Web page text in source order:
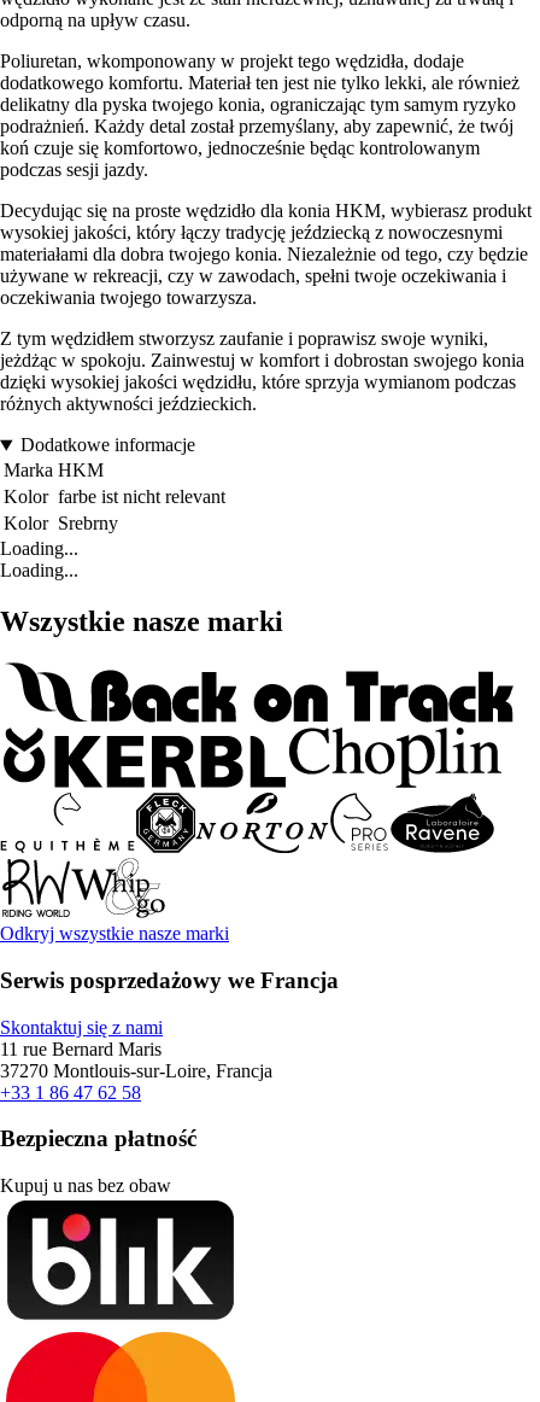
odporną na upływ czasu.
Poliuretan, wkomponowany w projekt tego wędzidła, dodaje
dodatkowego komfortu. Materiał ten jest nie tylko lekki, ale również
delikatny dla pyska twojego konia, ograniczając tym samym ryzyko
podrażnień. Każdy detal został przemyślany, aby zapewnić, że twój
koń czuje się komfortowo, jednocześnie będąc kontrolowanym
podczas sesji jazdy.
Decydując się na proste wędzidło dla konia HKM, wybierasz produkt
wysokiej jakości, który łączy tradycję jeździecką z nowoczesnymi
materiałami dla dobra twojego konia. Niezależnie od tego, czy będzie
używane w rekreacji, czy w zawodach, spełni twoje oczekiwania i
oczekiwania twojego towarzysza.
Z tym wędzidłem stworzysz zaufanie i poprawisz swoje wyniki,
jeżdżąc w spokoju. Zainwestuj w komfort i dobrostan swojego konia
dzięki wysokiej jakości wędzidłu, które sprzyja wymianom podczas
różnych aktywności jeździeckich.
Dodatkowe informacje
Marka HKM
Kolor farbe ist nicht relevant
Kolor Srebrny
Loading...
Loading...
Wszystkie nasze marki
Odkryj wszystkie nasze marki
Serwis posprzedażowy we Francja
Skontaktuj się z nami
11 rue Bernard Maris
37270 Montlouis-sur-Loire, Francja
+33 1 86 47 62 58
Bezpieczna płatność
Kupuj u nas bez obaw